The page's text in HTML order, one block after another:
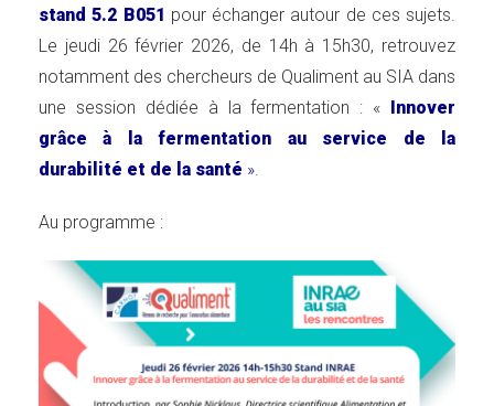
stand 5.2 B051 pour échanger autour de ces sujets.
Le jeudi 26 février 2026, de 14h à 15h30, retrouvez
notamment des chercheurs de Qualiment au SIA dans
une session dédiée à la fermentation : « Innover
grâce à la fermentation au service de la
durabilité et de la santé ».
Au programme :